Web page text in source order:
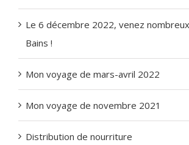
Le 6 décembre 2022, venez
Bains !
Mon voyage de mars-avril 2022
Mon voyage de novembre 2021
Distribution de nourriture